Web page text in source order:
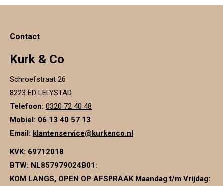
Contact
Kurk & Co
Schroefstraat 26
8223 ED LELYSTAD
Telefoon: 0320 72 40 48
Mobiel: 06 13 40 57 13
Email: klantenservice@kurkenco.nl
KVK: 69712018
BTW: NL857979024B01 :
KOM LANGS, OPEN OP AFSPRAAK Maandag t/m Vrijdag: